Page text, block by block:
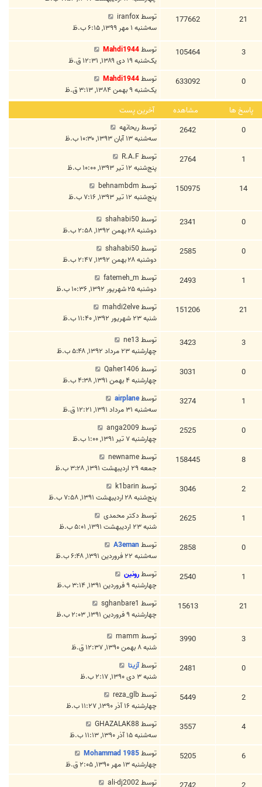
21
177662 توسطiranfox
سه‌شنبه ۱ مهر ۱۳۹۹, ۶:۱۵ ب.ظ
3
105464 توسطMahdi1944
یک‌شنبه ۱۹ دی ۱۳۸۹, ۱۲:۳۱ ق.ظ
0
633092 توسطMahdi1944
یک‌شنبه ۹ بهمن ۱۳۸۴, ۳:۱۳ ق.ظ
پاسخ ها مشاهده آخرین پست
0
2642 توسطریحانهه
سه‌شنبه ۱۳ آبان ۱۳۹۳, ۱۰:۳۰ ب.ظ
1
2764 توسطR.A.F
پنج‌شنبه ۱۲ تیر ۱۳۹۳, ۱۰:۰۰ ب.ظ
14
150975 توسط behnambdm
پنج‌شنبه ۱۲ تیر ۱۳۹۳, ۷:۱۶ ب.ظ
0
2341 توسط shahabi50
دوشنبه ۲۸ بهمن ۱۳۹۲, ۲:۵۸ ب.ظ
0
2585 توسط shahabi50
دوشنبه ۲۸ بهمن ۱۳۹۲, ۲:۴۷ ب.ظ
1
2493 توسط fatemeh_m
دوشنبه ۲۵ شهریور ۱۳۹۲, ۱۰:۳۶ ب.ظ
21
151206 توسطmahdi2elve
شنبه ۲۳ شهریور ۱۳۹۲, ۱۱:۴۰ ب.ظ
3
3423 توسط ne13
چهارشنبه ۲۳ مرداد ۱۳۹۲, ۵:۴۸ ب.ظ
0
3031 توسط Qaher1406
چهارشنبه ۴ بهمن ۱۳۹۱, ۴:۳۸ ب.ظ
1
3274 توسطairplane
سه‌شنبه ۳۱ مرداد ۱۳۹۱, ۱۲:۲۱ ق.ظ
0
2525 توسط anga2009
چهارشنبه ۷ تیر ۱۳۹۱, ۱:۰۰ ب.ظ
8
158445 توسطnewname
جمعه ۲۹ اردیبهشت ۱۳۹۱, ۳:۲۸ ب.ظ
2
3046 توسط k1barin
پنج‌شنبه ۲۸ اردیبهشت ۱۳۹۱, ۷:۵۸ ب.ظ
1
2625 توسط دکتر محمدی
شنبه ۲۳ اردیبهشت ۱۳۹۱, ۵:۰۱ ب.ظ
0
2858 توسط A3eman
سه‌شنبه ۲۲ فروردین ۱۳۹۱, ۶:۴۸ ب.ظ
1
2540 توسطرونین
چهارشنبه ۹ فروردین ۱۳۹۱, ۳:۱۴ ب.ظ
21
15613 توسط sghanbare1
چهارشنبه ۹ فروردین ۱۳۹۱, ۲:۰۳ ب.ظ
3
3990 توسط mamm
شنبه ۸ بهمن ۱۳۹۰, ۱۲:۳۷ ق.ظ
0
2481 توسطآزیتا
شنبه ۳ دی ۱۳۹۰, ۲:۱۷ ب.ظ
2
5449 توسطreza_glb
چهارشنبه ۱۶ آذر ۱۳۹۰, ۱۱:۲۷ ب.ظ
4
3557 توسط GHAZALAK88
سه‌شنبه ۱۵ آذر ۱۳۹۰, ۱۱:۱۳ ب.ظ
6
5205 توسطMohammad 1985
چهارشنبه ۱۳ مهر ۱۳۹۰, ۲:۰۵ ق.ظ
توسطali-dj2002